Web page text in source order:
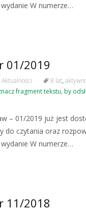
W numerze…
01/2019
Aktualności 8 lat,
fragment tekstu, by
– 01/2019 już jest
do czytania oraz
W numerze…
11/2018